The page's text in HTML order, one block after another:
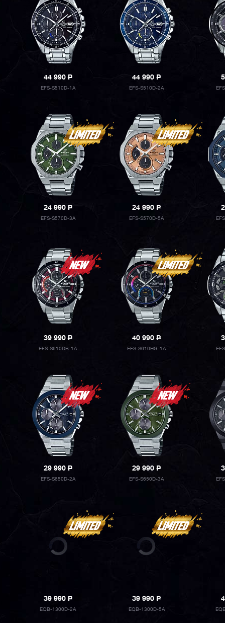
44 990P
EFS-S510D-1A
44 990P
EFS-S510D-2A
24 990P
EFS-S570D-3A
24 990P
EFS-S570D-5A
39 990P
EFS-S610DB-1A
40 990P
EFS-S610HG-1A
29 990P
EFS-S650D-2A
29 990P
EFS-S650D-3A
39 990P
EQB-1300D-2A
39 990P
EQB-1300D-5A